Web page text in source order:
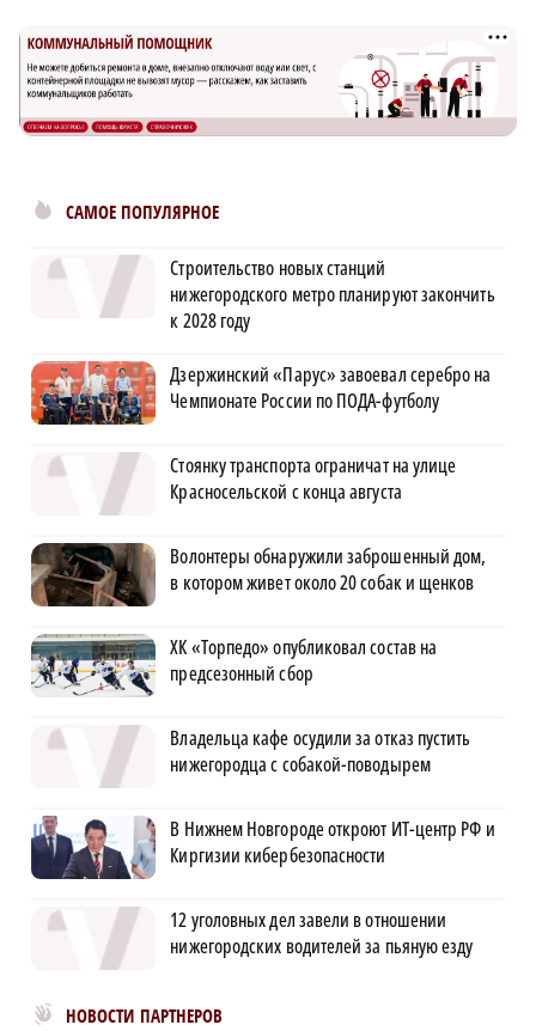
САМОЕ ПОПУЛЯРНОЕ
Строительство новых станций
нижегородского метро планируют закончить
к 2028 году
Дзержинский «Парус» завоевал серебро на
Чемпионате России по ПОДА-футболу
Стоянку транспорта ограничат на улице
Красносельской с конца августа
Волонтеры обнаружили заброшенный дом,
в котором живет около 20 собак и щенков
ХК «Торпедо» опубликовал состав на
предсезонный сбор
Владельца кафе осудили за отказ пустить
нижегородца с собакой-поводырем
В Нижнем Новгороде откроют ИТ-центр РФ и
Киргизии кибербезопасности
12 уголовных дел завели в отношении
нижегородских водителей за пьяную езду
НОВОСТИ ПАРТНЕРОВ
Новости МирТесен